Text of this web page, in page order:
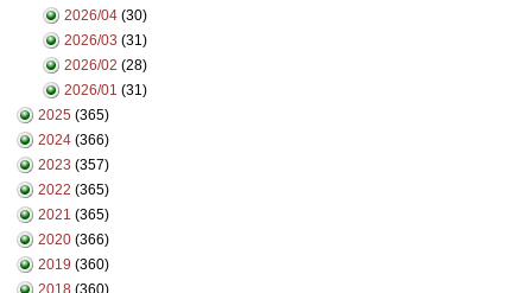
2026/04 (30)
2026/03 (31)
2026/02 (28)
2026/01 (31)
2025 (365)
2024 (366)
2023 (357)
2022 (365)
2021 (365)
2020 (366)
2019 (360)
2018 (360)